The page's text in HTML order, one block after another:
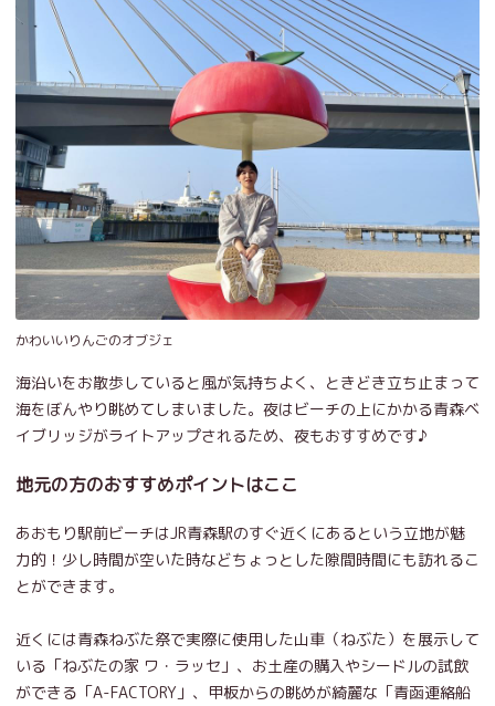
かわいいりんごのオブジェ
海沿いをお散歩していると風が気持ちよく、ときどき立ち止まって
海をぼんやり眺めてしまいました。夜はビーチの上にかかる青森ベ
イブリッジがライトアップされるため、夜もおすすめです♪
地元の方のおすすめポイントはここ
あおもり駅前ビーチはJR青森駅のすぐ近くにあるという立地が魅
力的！少し時間が空いた時などちょっとした隙間時間にも訪れるこ
とができます。
近くには青森ねぶた祭で実際に使用した山車（ねぶた）を展示して
いる「ねぶたの家 ワ・ラッセ」、お土産の購入やシードルの試飲
ができる「A-FACTORY」、甲板からの眺めが綺麗な「青函連絡船